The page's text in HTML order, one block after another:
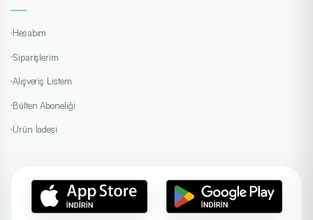
Hesabım
Siparişlerim
Alışveriş Listem
Bülten Aboneliği
Ürün İadesi